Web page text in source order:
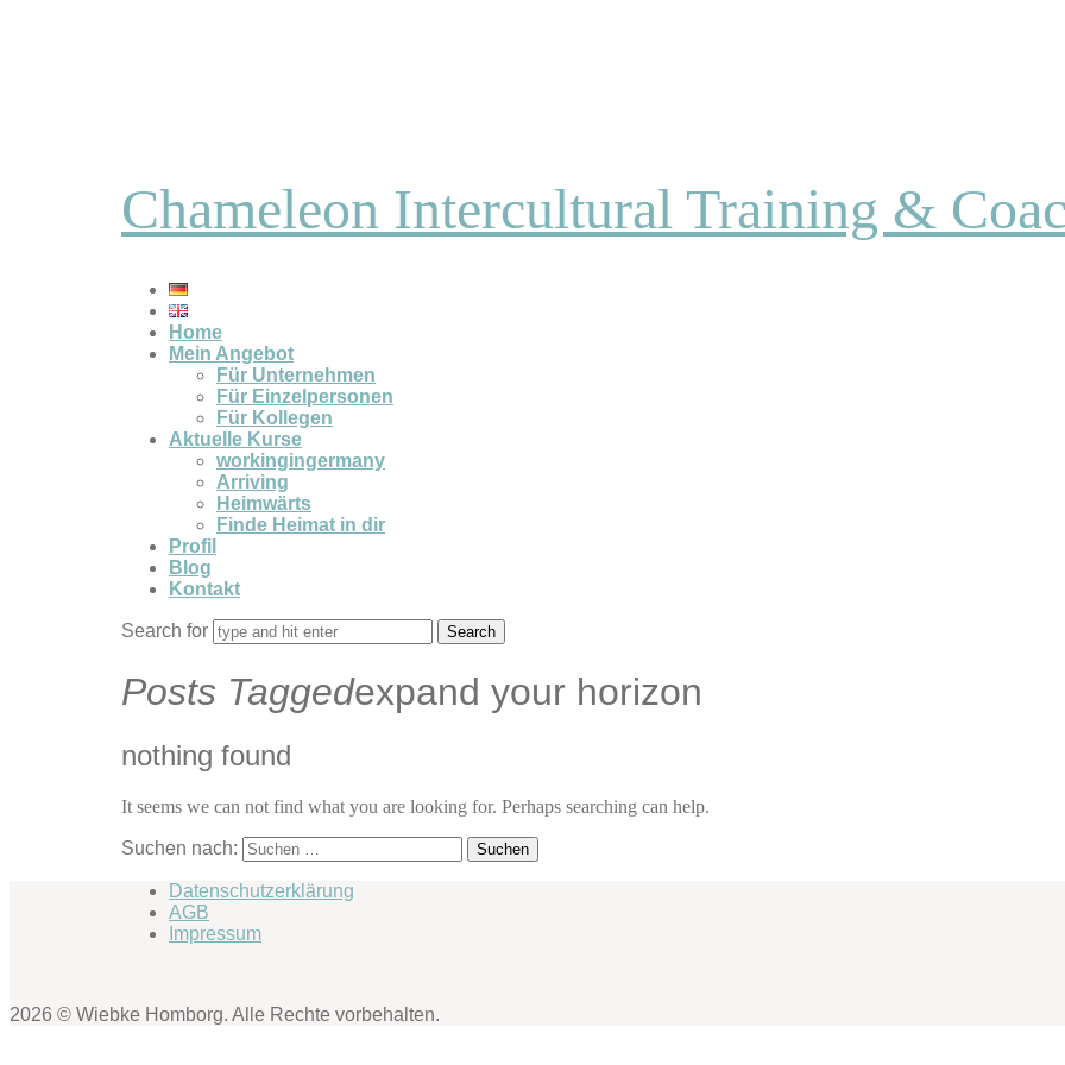
Chameleon Intercultural Training &
Home
Mein Angebot
Für Unternehmen
Für Einzelpersonen
Für Kollegen
Aktuelle Kurse
workingingermany
Arriving
Heimwärts
Finde Heimat in dir
Profil
Blog
Kontakt
Search for
Posts Taggedexpand your horizon
nothing found
It seems we can not find what you are looking for. Perhaps searching can help.
Suchen nach:
Datenschutzerklärung
AGB
Impressum
2026 © Wiebke Homborg. Alle Rechte vorbehalten.